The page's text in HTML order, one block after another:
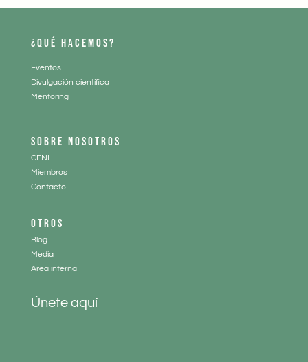
¿QUÉ HACEMOS?
Eventos
Divulgación científica
Mentoring
SOBRE NOSOTROS
CENL
Miembros
Contacto
OTROS
Blog
Media
Area interna
Únete aquí